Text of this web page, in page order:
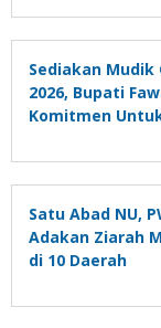
Sediakan
2026, Bupati
Komitmen
Satu Abad NU,
Adakan Ziarah
di 10 Daerah